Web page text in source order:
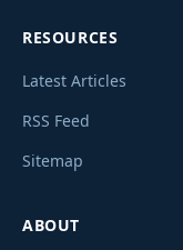
RESOURCES
Latest Articles
RSS Feed
Sitemap
ABOUT